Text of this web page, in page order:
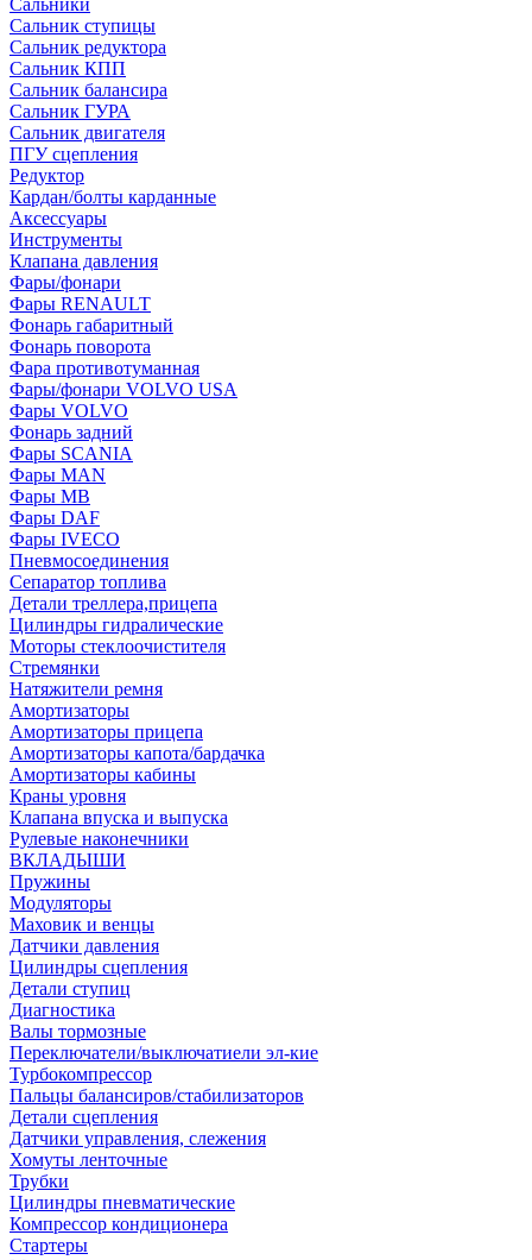
Сальники
Сальник ступицы
Сальник редуктора
Сальник КПП
Сальник балансира
Сальник ГУРА
Сальник двигателя
ПГУ сцепления
Редуктор
Кардан/болты карданные
Аксессуары
Инструменты
Клапана давления
Фары/фонари
Фары RENAULT
Фонарь габаритный
Фонарь поворота
Фара противотуманная
Фары/фонари VOLVO USA
Фары VOLVO
Фонарь задний
Фары SCANIA
Фары MAN
Фары MB
Фары DAF
Фары IVECO
Пневмосоединения
Сепаратор топлива
Детали треллера,прицепа
Цилиндры гидралические
Моторы стеклоочистителя
Стремянки
Натяжители ремня
Амортизаторы
Амортизаторы прицепа
Амортизаторы капота/бардачка
Амортизаторы кабины
Краны уровня
Клапана впуска и выпуска
Рулевые наконечники
ВКЛАДЫШИ
Пружины
Модуляторы
Маховик и венцы
Датчики давления
Цилиндры сцепления
Детали ступиц
Диагностика
Валы тормозные
Переключатели/выключатиели эл-кие
Турбокомпрессор
Пальцы балансиров/стабилизаторов
Детали сцепления
Датчики управления, слежения
Хомуты ленточные
Трубки
Цилиндры пневматические
Компрессор кондиционера
Стартеры